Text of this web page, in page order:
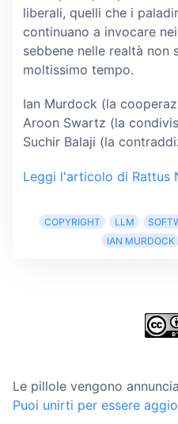
liberali, quelli che i
continuano a invocare
sebbene nelle realtà non
moltissimo tempo.
Ian Murdock (la
Aroon Swartz (la
Suchir Balaji (la
Leggi l'articolo di Rattus
COPYRIGHT LLM
IAN MURDOCK
Le pillole vengono
Puoi unirti per essere